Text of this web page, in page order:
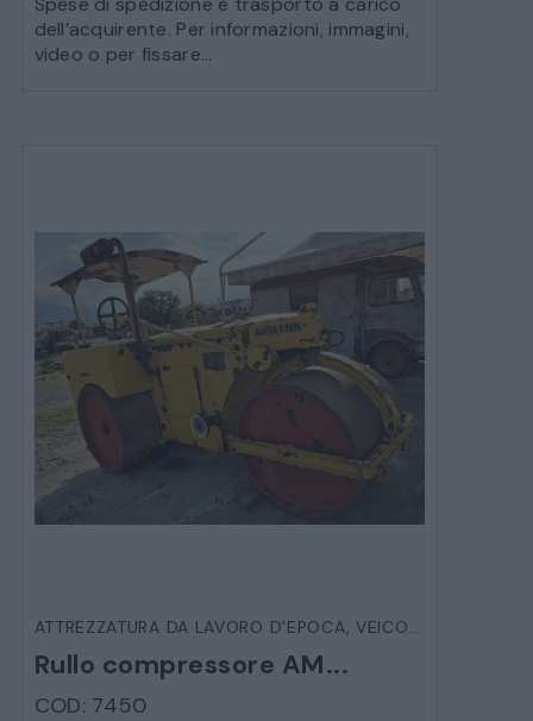
dell’acquirente. Per informazioni, immagini,
video o per fissare...
ATTREZZATURA DA LAVORO D'EPOCA, VEICOLI D'EPOCA
Rullo compressore AM...
COD: 7450